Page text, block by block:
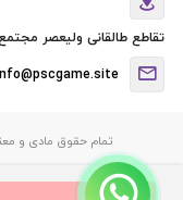
تقاطع طالقانی ولیعصر مجتمع
تمام حقوق مادی و
dotnettime